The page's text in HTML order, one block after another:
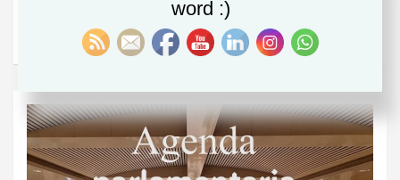
Beatriz Sánchez, diputada del PSOE: “A pesar del miedo,
unidos somos más fuertes”
word :)